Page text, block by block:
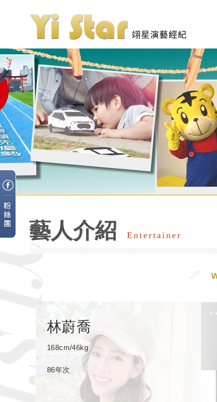
藝人介紹 Entertainer
林蔚喬
168cm/46kg
86年次